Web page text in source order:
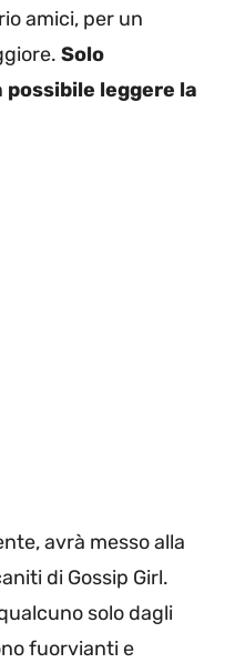
amici, per un
Solo
leggere la
avrà messo alla
di Gossip Girl.
solo dagli
fuorvianti e